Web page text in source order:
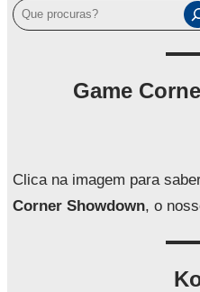
P
e
a
Game
Clica na imagem para
Corner Showdown, o